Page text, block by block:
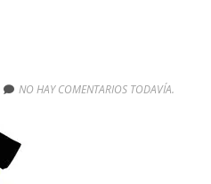
NO HAY COMENTARIOS TODAVÍA.